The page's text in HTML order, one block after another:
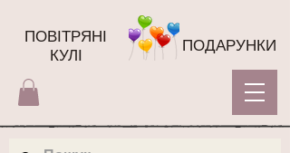
ПОВІТРЯНІ
КУЛІ
ПОДАРУНКИ